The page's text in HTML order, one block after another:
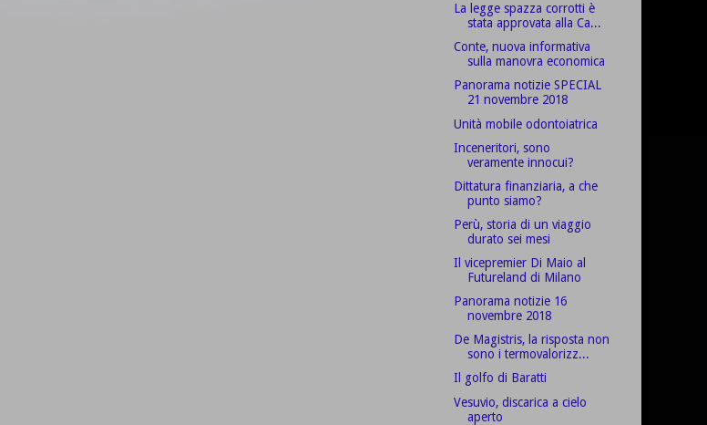
La legge spazza corrotti è
stata approvata alla Ca...
Conte, nuova informativa
sulla manovra economica
Panorama notizie SPECIAL
21 novembre 2018
Unità mobile odontoiatrica
Inceneritori, sono
veramente innocui?
Dittatura finanziaria, a che
punto siamo?
Perù, storia di un viaggio
durato sei mesi
Il vicepremier Di Maio al
Futureland di Milano
Panorama notizie 16
novembre 2018
De Magistris, la risposta non
sono i termovalorizz...
Il golfo di Baratti
Vesuvio, discarica a cielo
aperto